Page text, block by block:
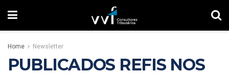
Home Newsletter
PUBLICADOS REFIS NOS